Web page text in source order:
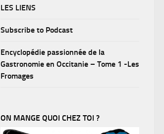
LES LIENS
Subscribe to Podcast
Encyclopédie passionnée de la
Gastronomie en Occitanie – Tome 1 -Les
Fromages
ON MANGE QUOI CHEZ TOI ?